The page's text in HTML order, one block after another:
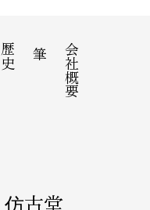
会社概要
筆
歴史
古堂